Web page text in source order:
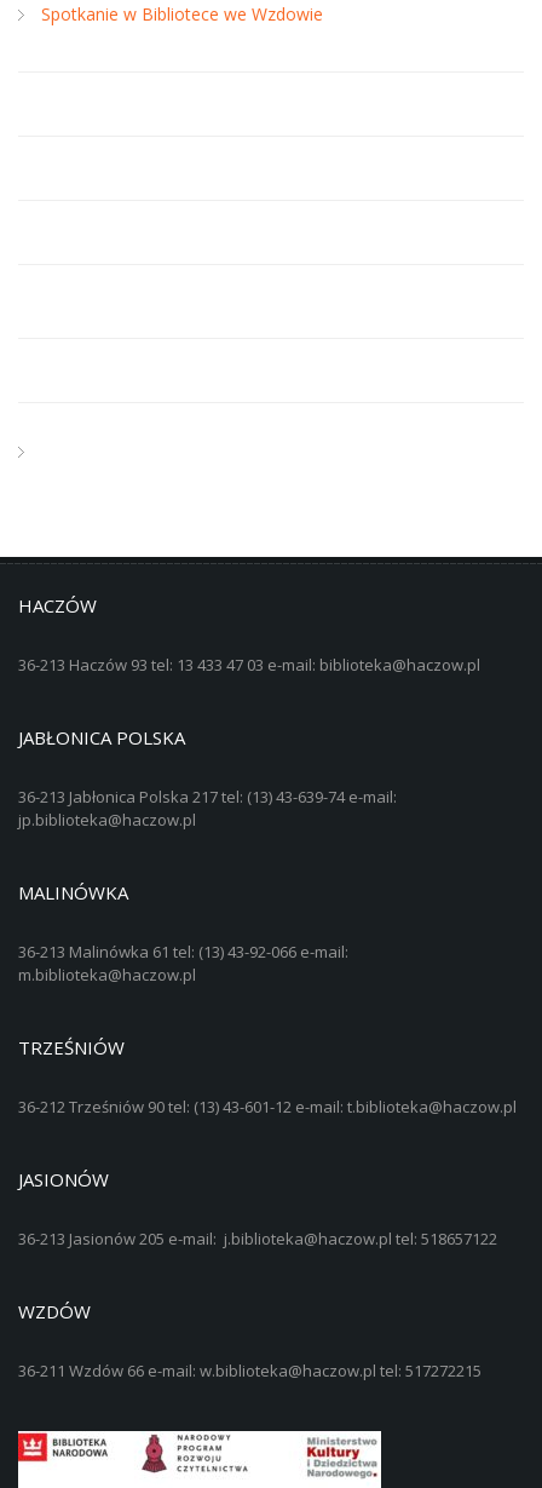
Spotkanie w Bibliotece we Wzdowie
HACZÓW
36-213 Haczów 93 tel: 13 433 47 03 e-mail: biblioteka@haczow.pl
JABŁONICA POLSKA
36-213 Jabłonica Polska 217 tel: (13) 43-639-74 e-mail:
jp.biblioteka@haczow.pl
MALINÓWKA
36-213 Malinówka 61 tel: (13) 43-92-066 e-mail:
m.biblioteka@haczow.pl
TRZEŚNIÓW
36-212 Trześniów 90 tel: (13) 43-601-12 e-mail: t.biblioteka@haczow.pl
JASIONÓW
36-213 Jasionów 205 e-mail: j.biblioteka@haczow.pl tel: 518657122
WZDÓW
36-211 Wzdów 66 e-mail: w.biblioteka@haczow.pl tel: 517272215